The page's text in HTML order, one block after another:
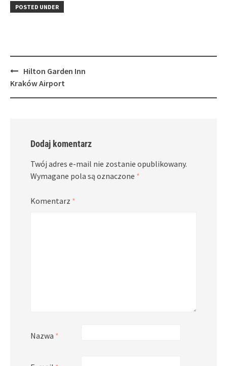
in
new
window)
POSTED UNDER
Post
navigation
Hilton Garden Inn
Kraków Airport
Dodaj komentarz
Twój adres e-mail nie zostanie opublikowany.
Wymagane pola są oznaczone *
Komentarz *
Nazwa *